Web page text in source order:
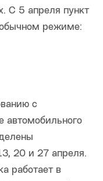
С 5 апреля пункт
обычном режиме:
с
автомобильного
20 и 27 апреля.
работает в